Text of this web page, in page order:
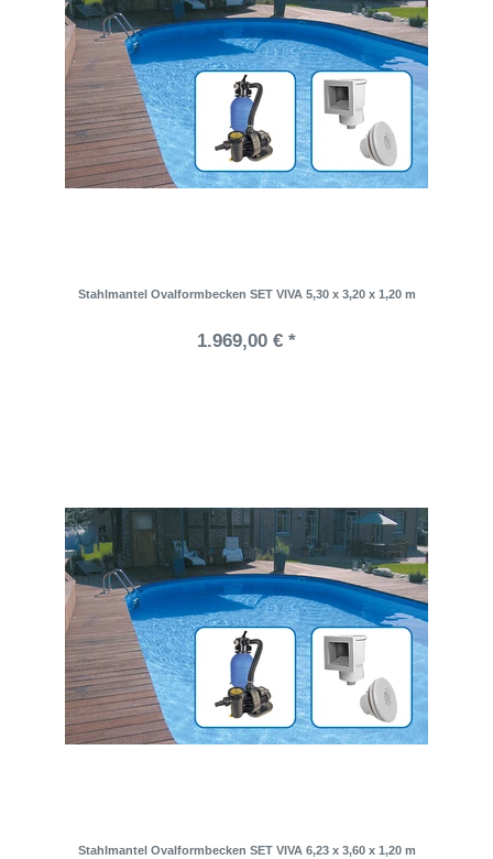
Stahlmantel Ovalformbecken SET VIVA 5,30 x 3,20 x 1,20 m
1.969,00 € *
Stahlmantel Ovalformbecken SET VIVA 6,23 x 3,60 x 1,20 m